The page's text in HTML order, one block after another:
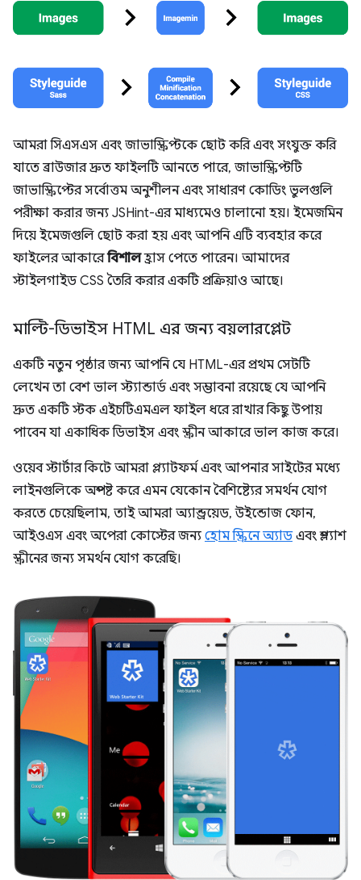
আমরা সিএসএস এবং জাভাস্ক্রিপ্টকে ছোট করি এবং সংযুক্ত করি
যাতে ব্রাউজার দ্রুত ফাইলটি আনতে পারে, জাভাস্ক্রিপ্টটি
জাভাস্ক্রিপ্টের সর্বোত্তম অনুশীলন এবং সাধারণ কোডিং ভুলগুলি
পরীক্ষা করার জন্য JSHint-এর মাধ্যমেও চালানো হয়। ইমেজমিন
দিয়ে ইমেজগুলি ছোট করা হয় এবং আপনি এটি ব্যবহার করে
ফাইলের আকারেবিশালহ্রাস পেতে পারেন। আমাদের
স্টাইলগাইড CSS তৈরি করার একটি প্রক্রিয়াও আছে।
মাল্টি-ডিভাইস HTML এর জন্য বয়লারপ্লেট
একটি নতুন পৃষ্ঠার জন্য আপনি যে HTML-এর প্রথম সেটটি
লেখেন তা বেশ ভাল স্ট্যান্ডার্ড এবং সম্ভাবনা রয়েছে যে আপনি
দ্রুত একটি স্টক এইচটিএমএল ফাইল ধরে রাখার কিছু উপায়
পাবেন যা একাধিক ডিভাইস এবং স্ক্রীন আকারে ভাল কাজ করে।
ওয়েব স্টার্টার কিটে আমরা প্ল্যাটফর্ম এবং আপনার সাইটের মধ্যে
লাইনগুলিকে অস্পষ্ট করে এমন যেকোন বৈশিষ্ট্যের সমর্থন যোগ
করতে চেয়েছিলাম, তাই আমরা অ্যান্ড্রয়েড, উইন্ডোজ ফোন,
আইওএস এবং অপেরা কোস্টের জন্য হোম স্ক্রিনে অ্যাডএবং স্প্ল্যাশ
স্ক্রীনের জন্য সমর্থন যোগ করেছি।